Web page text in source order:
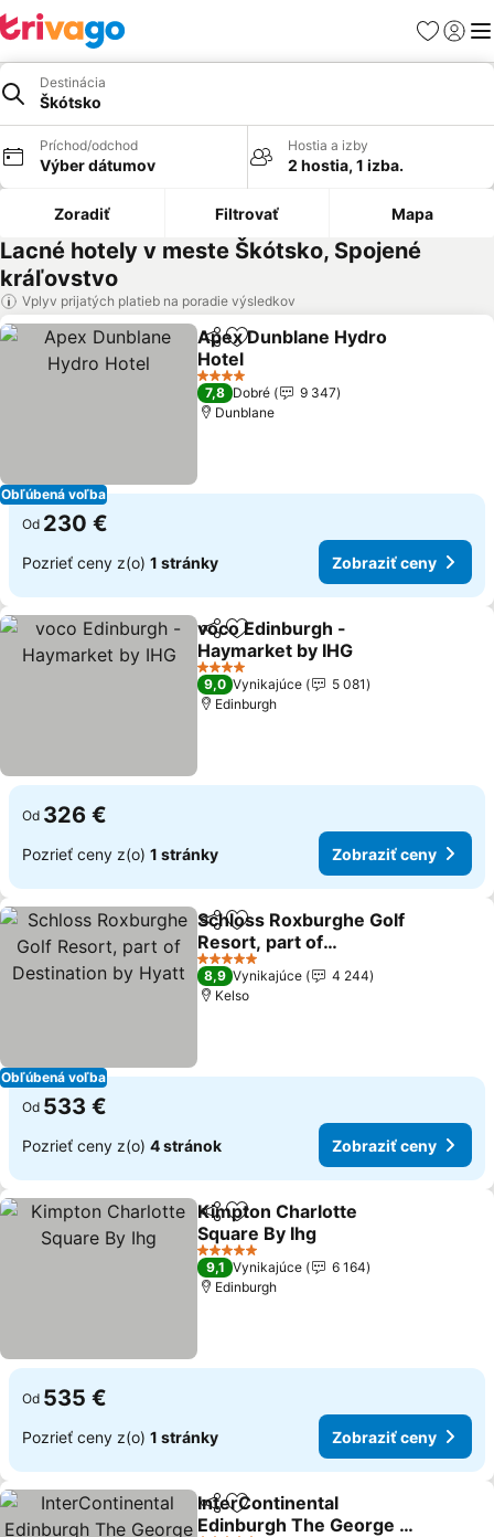
Obľúbené
Destinácia
Škótsko
Príchod/odchod
Výber dátumov
Hostia a izby
2 hostia, 1 izba.
Zoradiť Filtrovať Mapa
Lacné hotely v meste Škótsko, Spojené
kráľovstvo
Vplyv prijatých platieb na poradie výsledkov
Obľúbená voľba
ZdieľaťPridať do obľúbených
Apex Dunblane Hydro
Hotel
4 Počet hviezdičiek
7,8 Dobré
9 347
Dunblane
Od 230 €
Pozrieť ceny z(o) 1 stránky Zobraziť ceny
ZdieľaťPridať do obľúbených
voco Edinburgh -
Haymarket by IHG
4 Počet hviezdičiek
9,0 Vynikajúce
5 081
Edinburgh
Od 326 €
Pozrieť ceny z(o) 1 stránky Zobraziť ceny
Obľúbená voľba
ZdieľaťPridať do obľúbených
Schloss Roxburghe Golf
Resort, part of
Destination by Hyatt
5 Počet hviezdičiek
8,9 Vynikajúce
4 244
Kelso
Od 533 €
Pozrieť ceny z(o) 4 stránok Zobraziť ceny
ZdieľaťPridať do obľúbených
Kimpton Charlotte
Square By Ihg
5 Počet hviezdičiek
9,1 Vynikajúce
6 164
Edinburgh
Od 535 €
Pozrieť ceny z(o) 1 stránky Zobraziť ceny
ZdieľaťPridať do obľúbených
InterContinental
Edinburgh The George by